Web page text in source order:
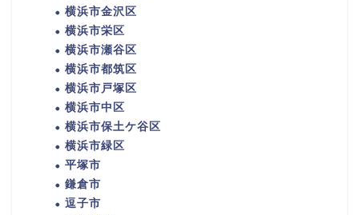
横浜市金沢区
横浜市栄区
横浜市瀬谷区
横浜市都筑区
横浜市戸塚区
横浜市中区
横浜市保土ケ谷区
横浜市緑区
平塚市
鎌倉市
逗子市